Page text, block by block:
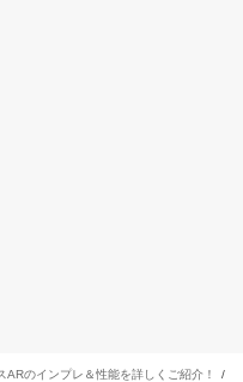
ARのインプレ＆性能を詳しくご紹介！